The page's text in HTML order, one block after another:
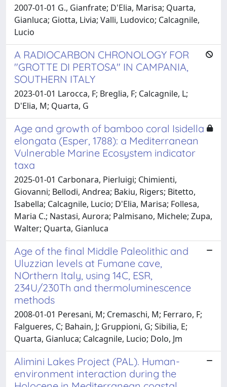
2007-01-01 G., Gianfrate; D'Elia, Marisa; Quarta,
Gianluca; Giotta, Livia; Valli, Ludovico; Calcagnile,
Lucio
A RADIOCARBON CHRONOLOGY FOR
"GROTTE DI PERTOSA" IN CAMPANIA,
SOUTHERN ITALY
2023-01-01 Larocca, F; Breglia, F; Calcagnile, L;
D'Elia, M; Quarta, G
Age and growth of bamboo coral Isidella
elongata (Esper, 1788): a Mediterranean
Vulnerable Marine Ecosystem indicator
taxa
2025-01-01 Carbonara, Pierluigi; Chimienti,
Giovanni; Bellodi, Andrea; Bakiu, Rigers; Bitetto,
Isabella; Calcagnile, Lucio; D'Elia, Marisa; Follesa,
Maria C.; Nastasi, Aurora; Palmisano, Michele; Zupa,
Walter; Quarta, Gianluca
Age of the final Middle Paleolithic and
Uluzzian levels at Fumane cave,
NOrthern Italy, using 14C, ESR,
234U/230Th and thermoluminescence
methods
2008-01-01 Peresani, M; Cremaschi, M; Ferraro, F;
Falgueres, C; Bahain, J; Gruppioni, G; Sibilia, E;
Quarta, Gianluca; Calcagnile, Lucio; Dolo, Jm
Alimini Lakes Project (PAL). Human-
environment interaction during the